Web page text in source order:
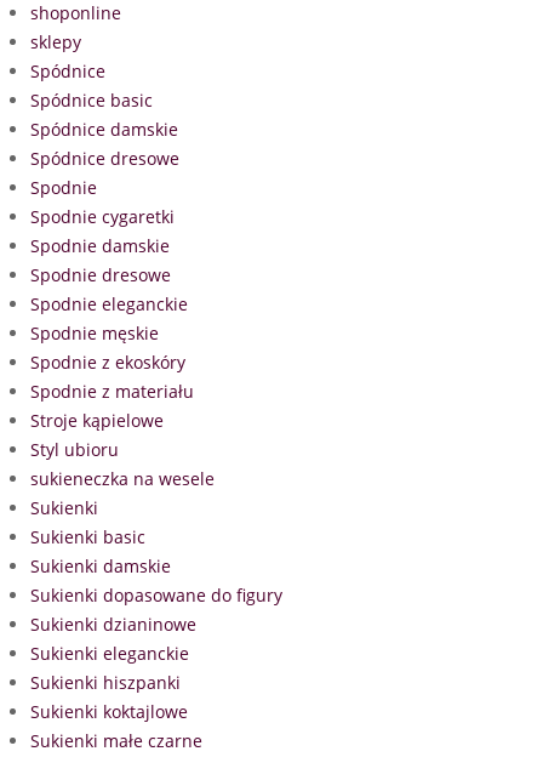
shoponline
sklepy
Spódnice
Spódnice basic
Spódnice damskie
Spódnice dresowe
Spodnie
Spodnie cygaretki
Spodnie damskie
Spodnie dresowe
Spodnie eleganckie
Spodnie męskie
Spodnie z ekoskóry
Spodnie z materiału
Stroje kąpielowe
Styl ubioru
sukieneczka na wesele
Sukienki
Sukienki basic
Sukienki damskie
Sukienki dopasowane do figury
Sukienki dzianinowe
Sukienki eleganckie
Sukienki hiszpanki
Sukienki koktajlowe
Sukienki małe czarne